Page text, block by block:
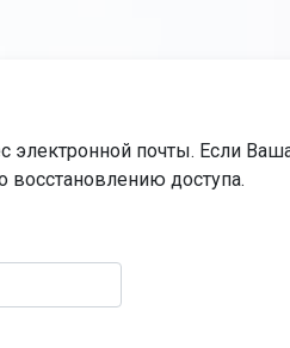
почты. Если
восстановлению доступа.